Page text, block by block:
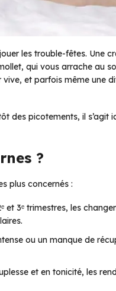
les trouble-fêtes. Une
qui vous arrache au
vive, et parfois même une
des picotements, il s’agit
?
plus concernés :
et 3ᵉ trimestres, les
ou un manque de
et en tonicité, les